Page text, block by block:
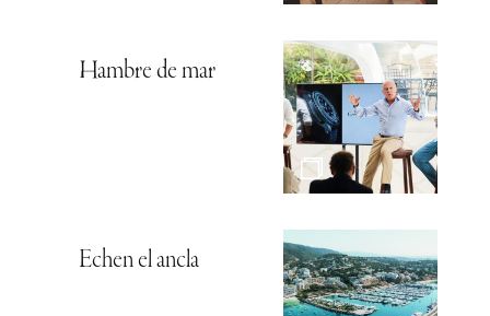
Hambre de mar
Echen el ancla